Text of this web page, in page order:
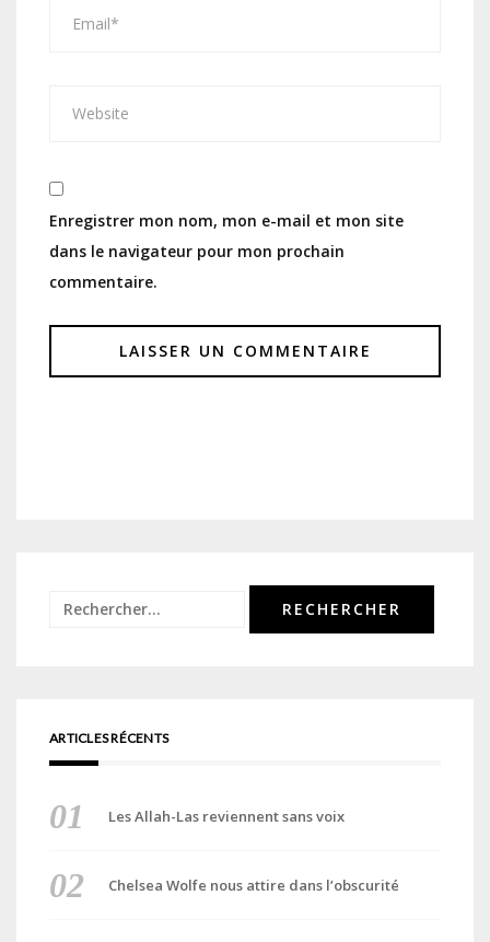
Enregistrer mon nom, mon e-mail et mon site
dans le navigateur pour mon prochain
commentaire.
Rechercher :
ARTICLES RÉCENTS
Les Allah-Las reviennent sans voix
Chelsea Wolfe nous attire dans l’obscurité